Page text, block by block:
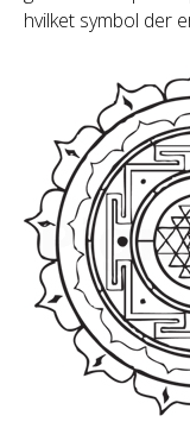
hvilket symbol der